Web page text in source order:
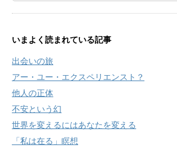
いまよく読まれている記事
出会いの旅
アー・ユー・エクスペリエンスト？
他人の正体
不安という幻
世界を変えるにはあなたを変える
「私は在る」瞑想